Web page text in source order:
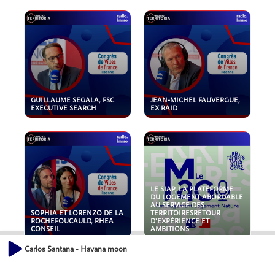
GUILLAUME SEGALA, FSC
EXECUTIVE SEARCH
JEAN-MICHEL FAUVERGUE,
EX RAID
SOPHIA ET LORENZO DE LA
ROCHEFOUCAULD, RHEA
CONSEIL
LE SIAP, LA PLATEFORME
DU LOGEMENT ABORDABLE
AU SERVICE DES
TERRITOIRESRETOUR
D'EXPÉRIENCE ET
AMBITIONS
Carlos Santana - Havana moon